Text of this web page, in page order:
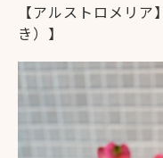
【アルストロメリ
き）】